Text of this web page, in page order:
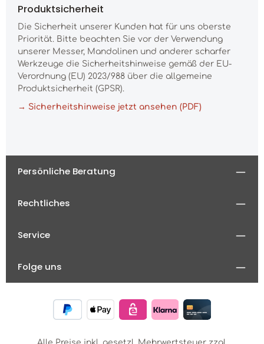
Produktsicherheit
Die Sicherheit unserer Kunden hat für uns oberste
Priorität. Bitte beachten Sie vor der Verwendung
unserer Messer, Mandolinen und anderer scharfer
Werkzeuge die Sicherheitshinweise gemäß der EU-
Verordnung (EU) 2023/988 über die allgemeine
Produktsicherheit (GPSR).
→ Sicherheitshinweise jetzt ansehen (PDF)
Persönliche Beratung
Rechtliches
Service
Folge uns